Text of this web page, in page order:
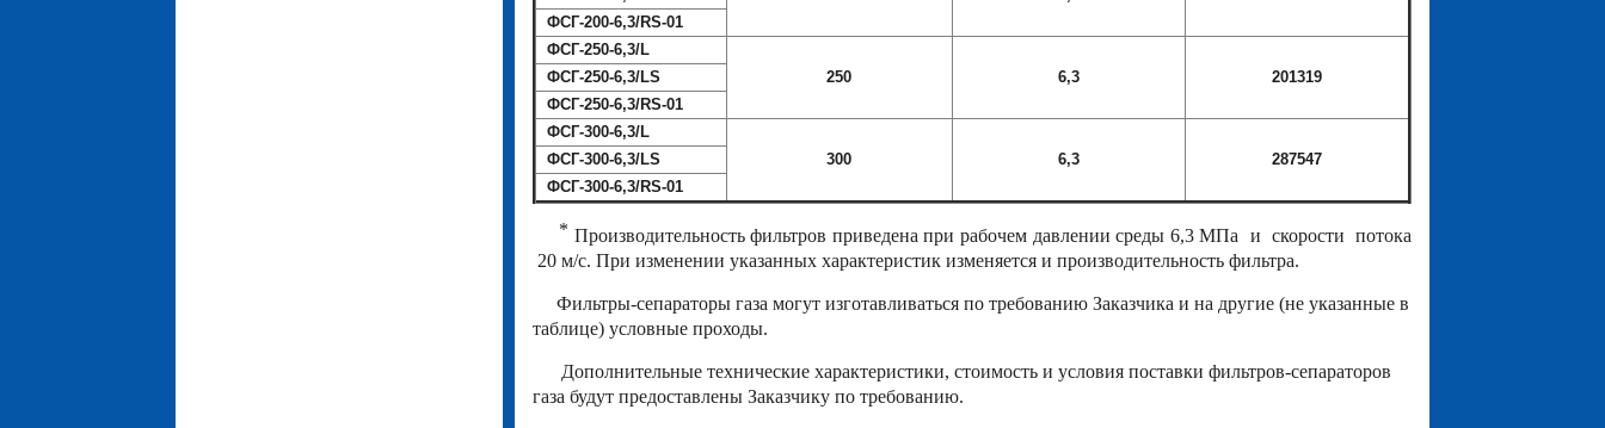
ФСГ-200-6,3/RS-01
ФСГ-250-6,3/L
250
6,3 201319
ФСГ-250-6,3/LS
ФСГ-250-6,3/RS-01
ФСГ-300-6,3/L
300
6,3 287547
ФСГ-300-6,3/LS
ФСГ-300-6,3/RS-01
* Производительность фильтров приведена при рабочем давлении среды 6,3 МПа и скорости потока
20 м/с. При изменении указанных характеристик изменяется и производительность фильтра.
Фильтры-сепараторы газа могут изготавливаться по требованию Заказчика и на другие (не указанные в
таблице) условные проходы.
Дополнительные технические характеристики, стоимость и условия поставки фильтров-сепараторов
газа будут предоставлены Заказчику по требованию.